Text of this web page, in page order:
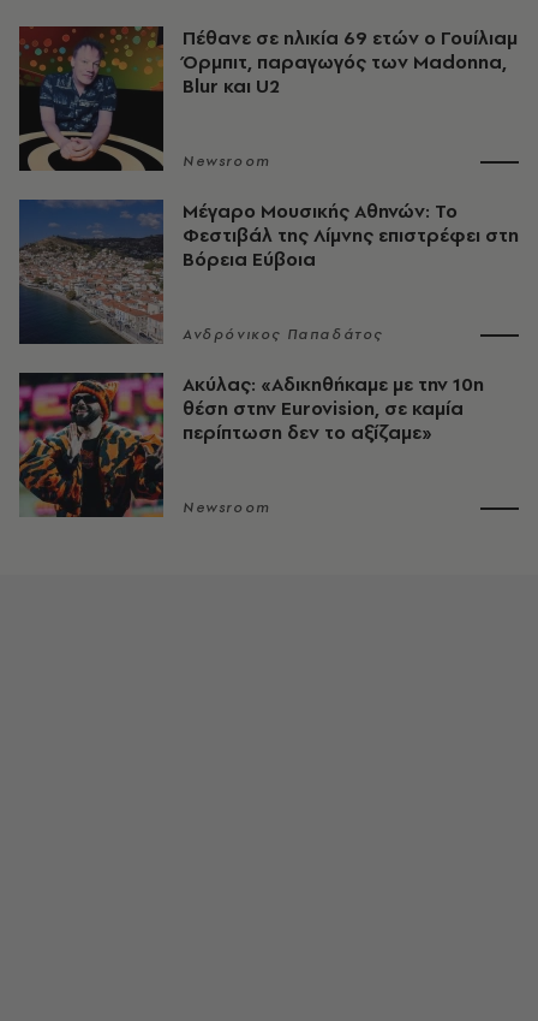
Πέθανε σε ηλικία 69 ετών ο Γουίλιαμ
Όρμπιτ, παραγωγός των Madonna,
Blur και U2
Newsroom
Μέγαρο Μουσικής Αθηνών: Το
Φεστιβάλ της Λίμνης επιστρέφει στη
Βόρεια Εύβοια
Ανδρόνικος Παπαδάτος
Ακύλας: «Αδικηθήκαμε με την 10η
θέση στην Eurovision, σε καμία
περίπτωση δεν το αξίζαμε»
Newsroom